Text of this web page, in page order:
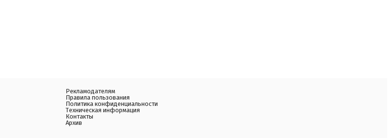
Рекламодателям
Правила пользования
Политика конфиденциальности
Техническая информация
Контакты
Архив